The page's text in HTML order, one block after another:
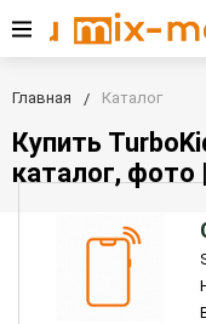
Главная Каталог
Купить
каталог, фото